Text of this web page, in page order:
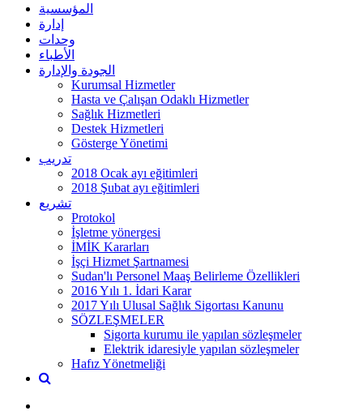
المؤسسية
إدارة
وحدات
الأطباء
الجودة والإدارة
Kurumsal Hizmetler
Hasta ve Çalışan Odaklı Hizmetler
Sağlık Hizmetleri
Destek Hizmetleri
Gösterge Yönetimi
تدريب
2018 Ocak ayı eğitimleri
2018 Şubat ayı eğitimleri
تشريع
Protokol
İşletme yönergesi
İMİK Kararları
İşçi Hizmet Şartnamesi
Sudan'lı Personel Maaş Belirleme Özellikleri
2016 Yılı 1. İdari Karar
2017 Yılı Ulusal Sağlık Sigortası Kanunu
SÖZLEŞMELER
Sigorta kurumu ile yapılan sözleşmeler
Elektrik idaresiyle yapılan sözleşmeler
Hafız Yönetmeliği